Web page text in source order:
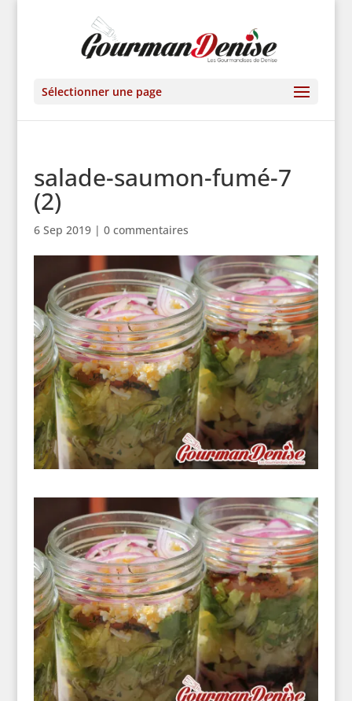
Sélectionner une page
salade-saumon-fumé-7
(2)
6 Sep 2019| 0 commentaires